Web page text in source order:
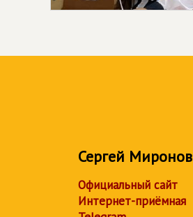
Сергей Миронов
Официальный сайт
Интернет-приёмная